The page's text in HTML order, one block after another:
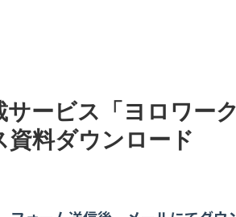
サービス「ヨロワー
資料ダウンロード